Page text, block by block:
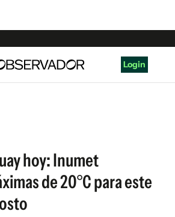
Login
hoy: Inumet
de 20°C para este